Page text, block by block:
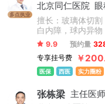
多点执业
北京同仁医院
擅长：玻璃体切
白内障，球内异物
9.9 预约量
专享挂号费
￥
医保 西医 实力圈粉
张栋梁 主任医师